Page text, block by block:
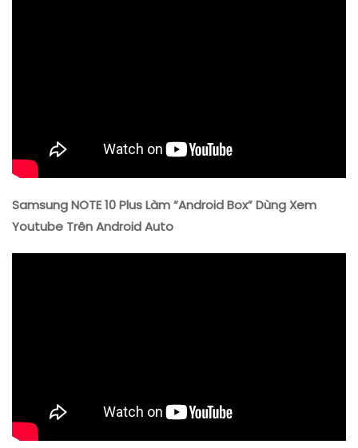
Samsung NOTE 10 Plus Làm “Android Box” Dùng Xem
Youtube Trên Android Auto